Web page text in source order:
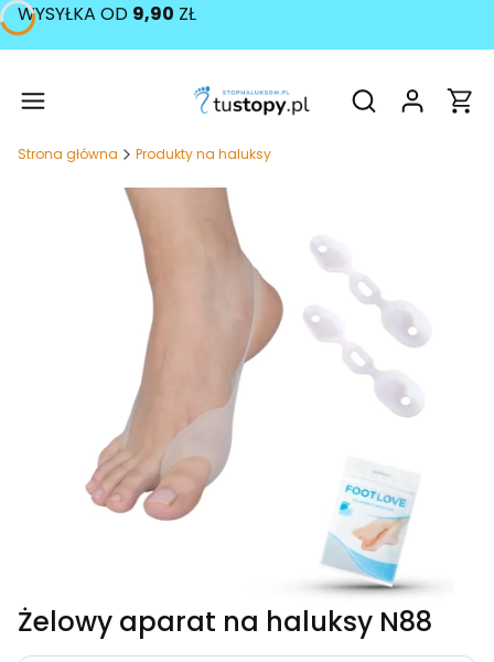
WYSYŁKA OD 9,90 ZŁ
Otwórz
Strona główna Produkty na haluksy
Żelowy aparat na haluksy N88